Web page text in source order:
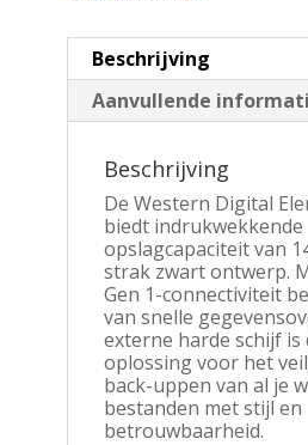
Beschrijving
Aanvullende
Beschrijving
De Western Digital
biedt indrukwekkende
opslagcapaciteit van
strak zwart ontwerp.
Gen 1-connectiviteit
van snelle
externe harde schijf is
oplossing voor het
back-uppen van al je
bestanden met stijl en
betrouwbaarheid.